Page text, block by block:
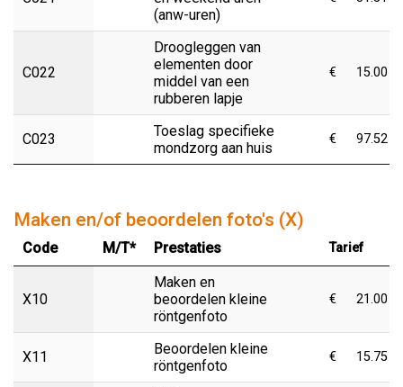
(anw-uren)
C022
Droogleggen van
elementen door
middel van een
rubberen lapje
€ 15.00
C023
Toeslag specifieke
mondzorg aan huis
€ 97.52
Maken en/of beoordelen foto's (X)
Code M/T* Prestaties Tarief
X10
Maken en
beoordelen kleine
röntgenfoto
€ 21.00
X11
Beoordelen kleine
röntgenfoto
€ 15.75